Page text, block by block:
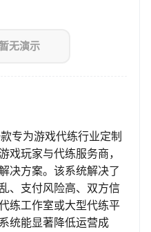
暂无演示
专为游戏代练行业定制
戏玩家与代练服务商，
决方案。该系统解决了
、支付风险高、双方信
练工作室或大型代练平
统能显著降低运营成